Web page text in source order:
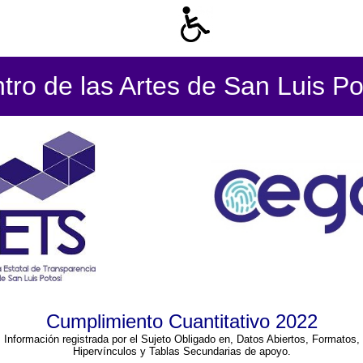
de las Artes de San Luis
Cumplimiento Cuantitativo 2022
Información registrada por el Sujeto Obligado en, Datos Abiertos, Formatos,
Hipervínculos y Tablas Secundarias de apoyo.